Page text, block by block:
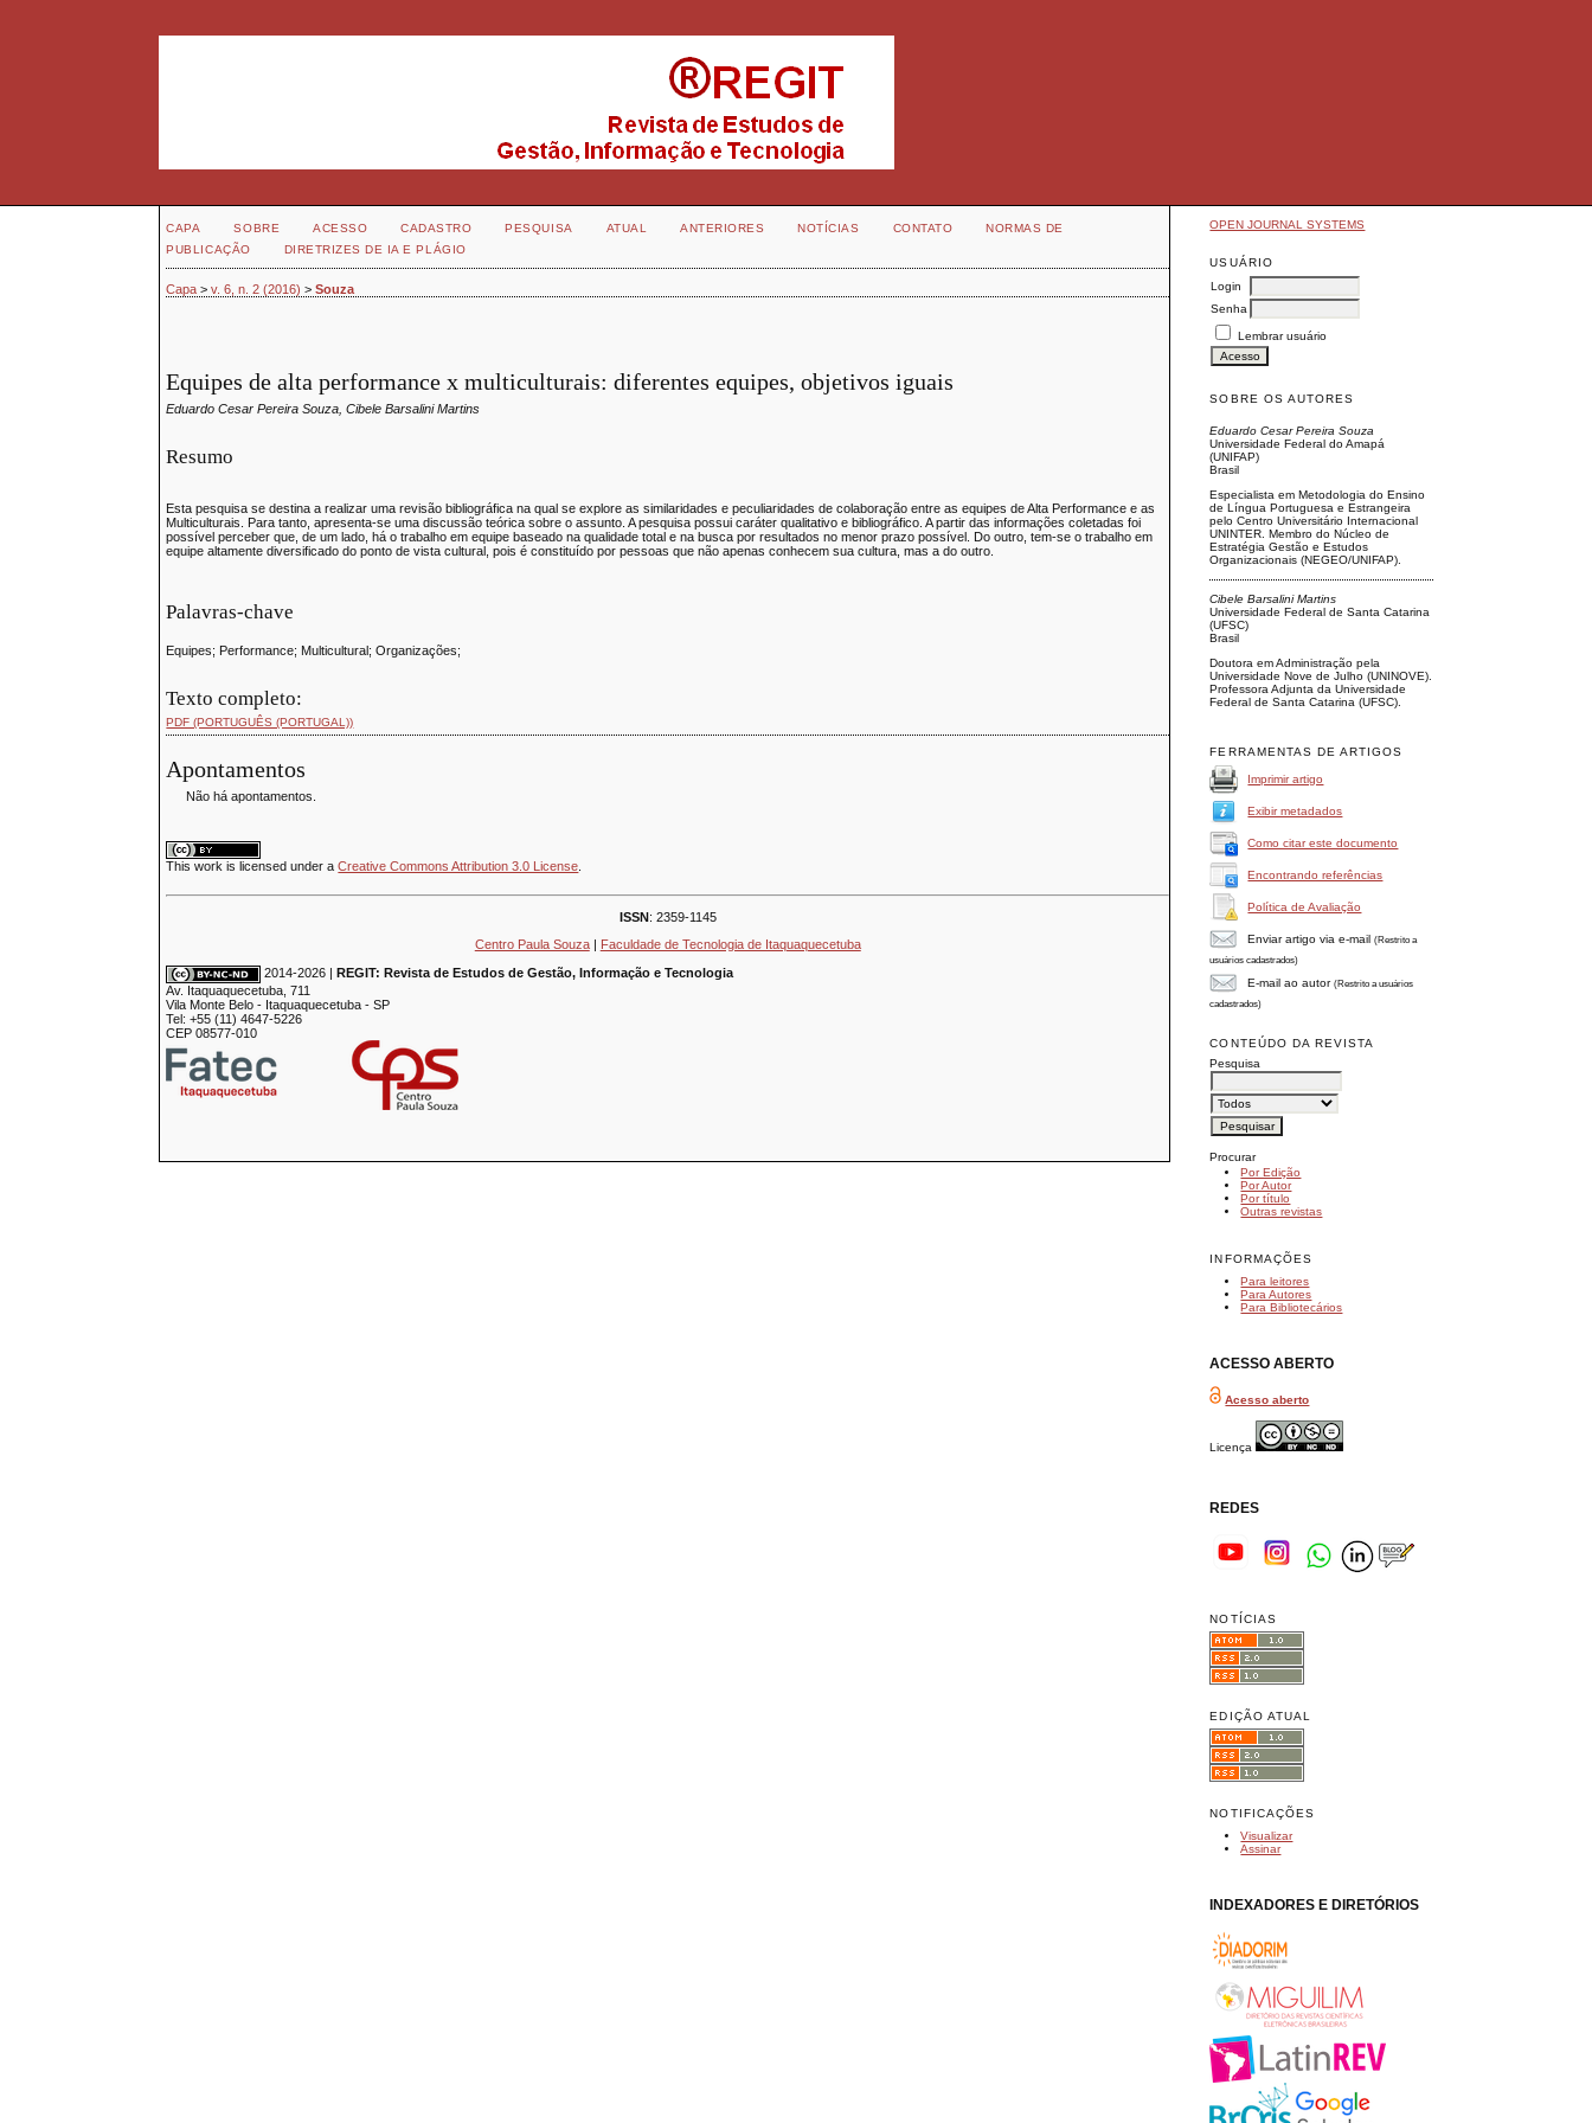
OPEN JOURNAL SYSTEMS
USUÁRIO
Login
Senha
Lembrar usuário
SOBRE OS AUTORES
Eduardo Cesar Pereira Souza
Universidade Federal do Amapá
(UNIFAP)
Brasil
Especialista em Metodologia do Ensino
de Língua Portuguesa e Estrangeira
pelo Centro Universitário Internacional
UNINTER. Membro do Núcleo de
Estratégia Gestão e Estudos
Organizacionais (NEGEO/UNIFAP).
Cibele Barsalini Martins
Universidade Federal de Santa Catarina
(UFSC)
Brasil
Doutora em Administração pela
Universidade Nove de Julho (UNINOVE).
Professora Adjunta da Universidade
Federal de Santa Catarina (UFSC).
FERRAMENTAS DE ARTIGOS
Imprimir artigo
Exibir metadados
Como citar este documento
Encontrando referências
Política de Avaliação
Enviar artigo via e-mail(Restrito a
usuários cadastrados)
E-mail ao autor(Restrito a usuários
cadastrados)
CONTEÚDO DA REVISTA
Pesquisa
Procurar
Por Edição
Por Autor
Por título
Outras revistas
INFORMAÇÕES
Para leitores
Para Autores
Para Bibliotecários
ACESSO ABERTO
Acesso aberto
Licença
REDES
NOTÍCIAS
EDIÇÃO ATUAL
NOTIFICAÇÕES
Visualizar
Assinar
INDEXADORES E DIRETÓRIOS
CAPA SOBRE ACESSO CADASTRO PESQUISA ATUAL ANTERIORES NOTÍCIAS CONTATO
NORMAS DE
PUBLICAÇÃO
DIRETRIZES DE IA E PLÁGIO
Capa >v. 6, n. 2 (2016) >Souza
Equipes de alta performance x multiculturais: diferentes equipes, objetivos iguais
Eduardo Cesar Pereira Souza, Cibele Barsalini Martins
Resumo
Esta pesquisa se destina a realizar uma revisão bibliográfica na qual se explore as similaridades e peculiaridades de colaboração entre as equipes de Alta Performance e as
Multiculturais. Para tanto, apresenta-se uma discussão teórica sobre o assunto. A pesquisa possui caráter qualitativo e bibliográfico. A partir das informações coletadas foi
possível perceber que, de um lado, há o trabalho em equipe baseado na qualidade total e na busca por resultados no menor prazo possível. Do outro, tem-se o trabalho em
equipe altamente diversificado do ponto de vista cultural, pois é constituído por pessoas que não apenas conhecem sua cultura, mas a do outro.
Palavras-chave
Equipes; Performance; Multicultural; Organizações;
Texto completo:
PDF (PORTUGUÊS (PORTUGAL))
Apontamentos
Não há apontamentos.
Thiswork is licensed under aCreative Commons Attribution 3.0 License
ISSN: 2359-1145
Centro Paula Souza|
Faculdade de Tecnologia de Itaquaquecetuba
2014-2026 |REGIT: Revista de Estudos de Gestão, Informação e Tecnologia
Av. Itaquaquecetuba, 711
Vila Monte Belo - Itaquaquecetuba - SP
Tel: +55 (11) 4647-5226
CEP 08577-010